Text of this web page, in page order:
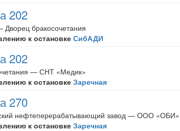
202
бракосочетания
к остановке СибАДИ
202
— СНТ «Медик»
к остановке Заречная
270
нефтеперерабатывающий завод — ООО «ОБИ»
к остановке Заречная